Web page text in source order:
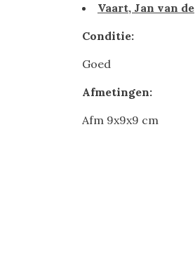
Vaart, Jan van de
Conditie:
Goed
Afmetingen:
Afm 9x9x9 cm